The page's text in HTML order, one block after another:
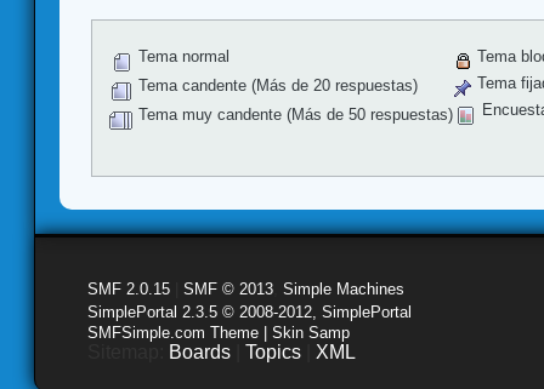
Tema normal
Tema candente (Más de 20 respuestas)
Tema muy candente (Más de 50 respuestas)
Tema
Tema
SMF 2.0.15 SMF © 2013 Simple Machines
SimplePortal 2.3.5 © 2008-2012, SimplePortal
SMFSimple.com Theme | Skin Samp
Boards Topics XML